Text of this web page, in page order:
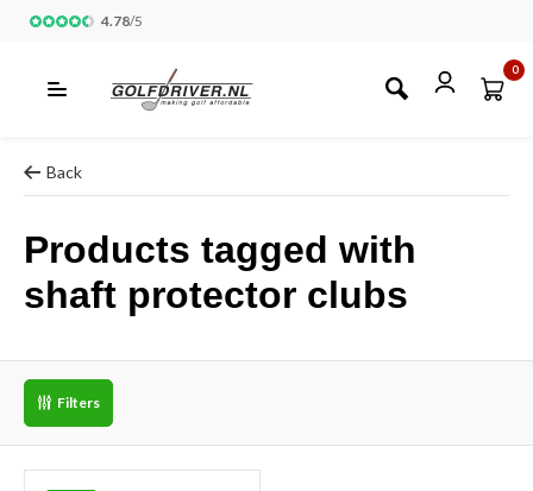
4.78/5
0
Back
Products tagged with
shaft protector clubs
Filters